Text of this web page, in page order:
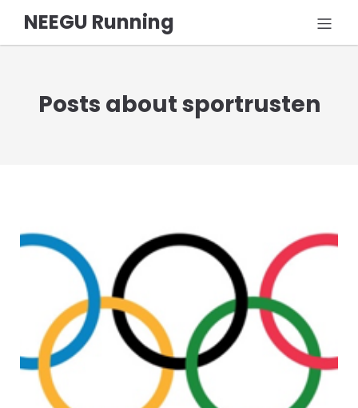
NEEGU Running
Posts about sportrusten